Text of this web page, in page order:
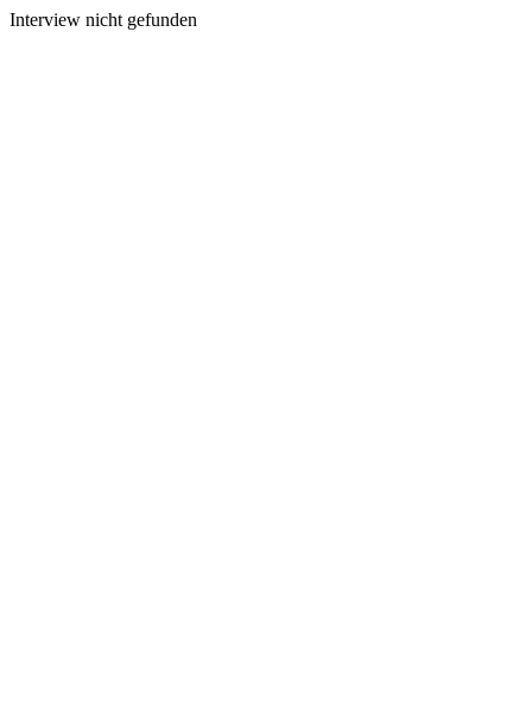
Interview nicht gefunden